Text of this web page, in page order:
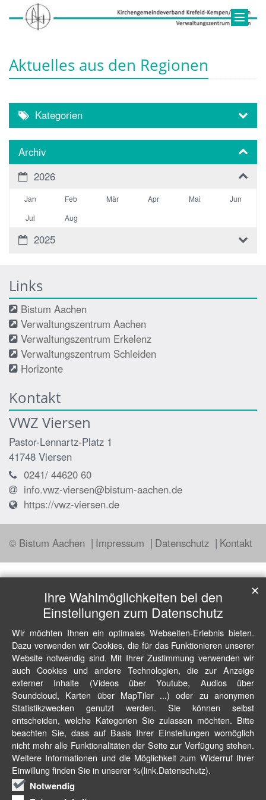
Aktuelles aus den Regionen
Kategorien
Archiv
2026
Jan Feb Mär Apr Mai
Jun
Jul
Aug
2025
Links
Bistum Aachen
Verwaltungszentrum Aachen
Verwaltungszentrum Erkelenz
Verwaltungszentrum Schleiden
Horizonte
Kontakt
VWZ Viersen
Pastor-Lennartz-Platz 1
41748 Viersen
0241/ 44620 60
info.vwz-viersen@bistum-aachen.de
https://vwz-viersen.de
© Bistum Aachen Impressum Datenschutz Kontakt
Ihre Wahlmöglichkeiten bei den
Einstellungen zum Datenschutz
Wir möchten Ihnen ein optimales Webseiten-Erlebnis bieten.
Dazu verwenden wir Cookies, die für das Funktionieren unserer
Website notwendig sind. Mit Ihrer Zustimmung verwenden wir
auch Cookies und andere Technologien, die zur Anzeige
externer Inhalte (Videos über Youtube, Audios über
Soundcloud, Karten über MapTiler ...) oder zu anonymen
Statistikzwecken genutzt werden. Sie können selbst
entscheiden, welche Kategorien Sie zulassen möchten. Bitte
beachten Sie, dass auf Basis Ihrer Einstellungen womöglich
nicht mehr alle Funktionalitäten der Seite zur Verfügung stehen.
Weitere Informationen und die Möglichkeit zum Widerruf Ihrer
Einwillung finden Sie in unserer %(link.Datenschutz).
Notwendig
✕